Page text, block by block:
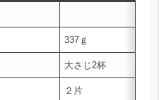
337ｇ
大さじ2杯
２片